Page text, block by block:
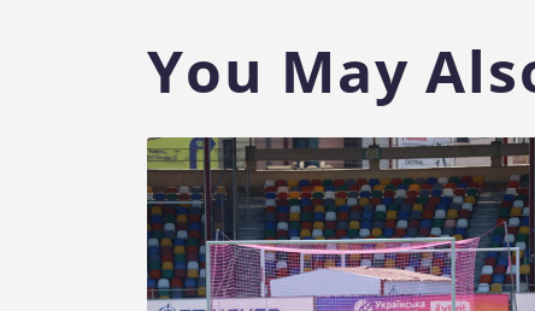
You May